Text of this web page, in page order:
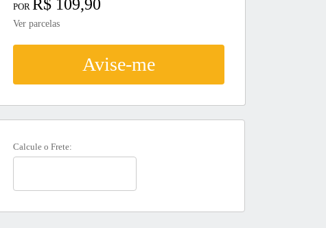
POR R$ 109,90
Ver parcelas
Avise-me
Calcule o Frete: